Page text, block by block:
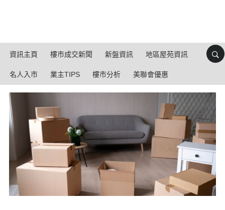
資訊主頁 樓市成交新聞 新盤資訊 地區屋苑資訊
名人入市 業主TIPS 樓市分析 美聯會優惠